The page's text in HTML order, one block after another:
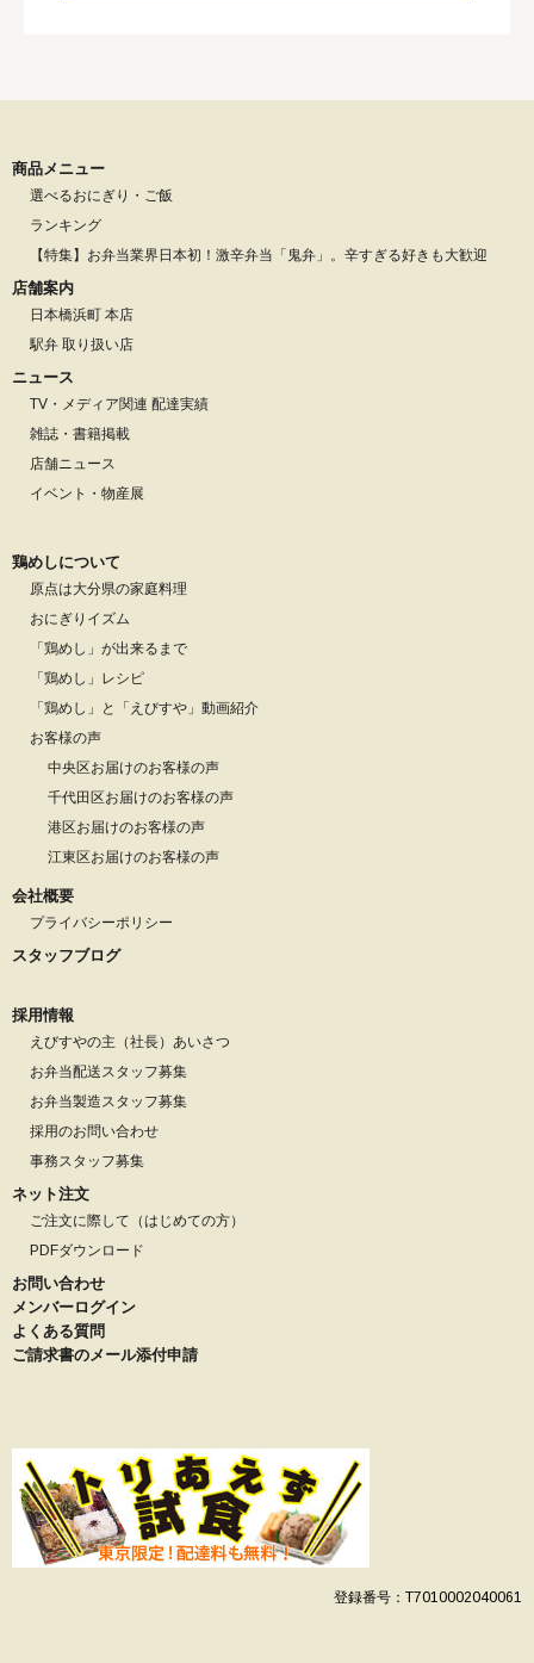
商品メニュー
選べるおにぎり・ご飯
ランキング
【特集】お弁当業界日本初！激辛弁当「鬼弁」。辛すぎる好きも大歓迎
店舗案内
日本橋浜町 本店
駅弁 取り扱い店
ニュース
TV・メディア関連 配達実績
雑誌・書籍掲載
店舗ニュース
イベント・物産展
鶏めしについて
原点は大分県の家庭料理
おにぎりイズム
「鶏めし」が出来るまで
「鶏めし」レシピ
「鶏めし」と「えびすや」動画紹介
お客様の声
中央区お届けのお客様の声
千代田区お届けのお客様の声
港区お届けのお客様の声
江東区お届けのお客様の声
会社概要
プライバシーポリシー
スタッフブログ
採用情報
えびすやの主（社長）あいさつ
お弁当配送スタッフ募集
お弁当製造スタッフ募集
採用のお問い合わせ
事務スタッフ募集
ネット注文
ご注文に際して（はじめての方）
PDFダウンロード
お問い合わせ
メンバーログイン
よくある質問
ご請求書のメール添付申請
登録番号：T7010002040061